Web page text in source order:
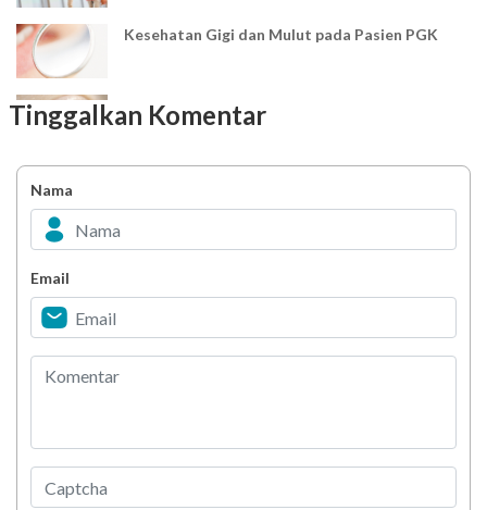
Kesehatan Gigi dan Mulut pada Pasien PGK
Hordeolum
Penanggulangan dan Pengendalian Hipertensi
Tinggalkan Komentar
Nama
Email